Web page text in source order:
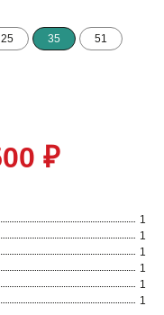
25 35 51
₽
1
1
1
1
1
1